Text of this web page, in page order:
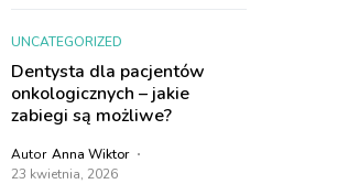
UNCATEGORIZED
Dentysta dla pacjentów
onkologicznych – jakie
zabiegi są możliwe?
Autor Anna Wiktor
23 kwietnia, 2026